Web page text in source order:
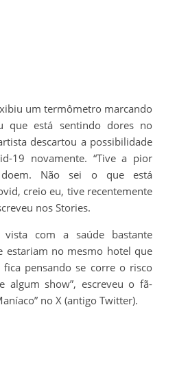
um termômetro marcando
que está sentindo dores no
descartou a possibilidade
19 novamente. “Tive a pior
Não sei o que está
creio eu, tive recentemente
nos Stories.
com a saúde bastante
estariam no mesmo hotel que
fica pensando se corre o risco
algum show”, escreveu o fã-
no X (antigo Twitter).